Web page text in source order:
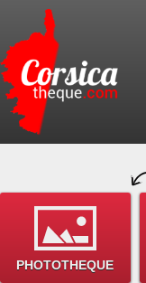
PHOTOTHEQUE